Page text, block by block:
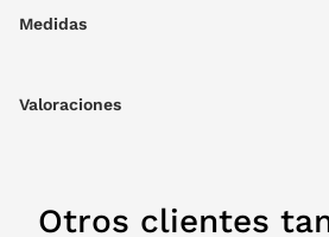
Medidas
Valoraciones
Otros clientes